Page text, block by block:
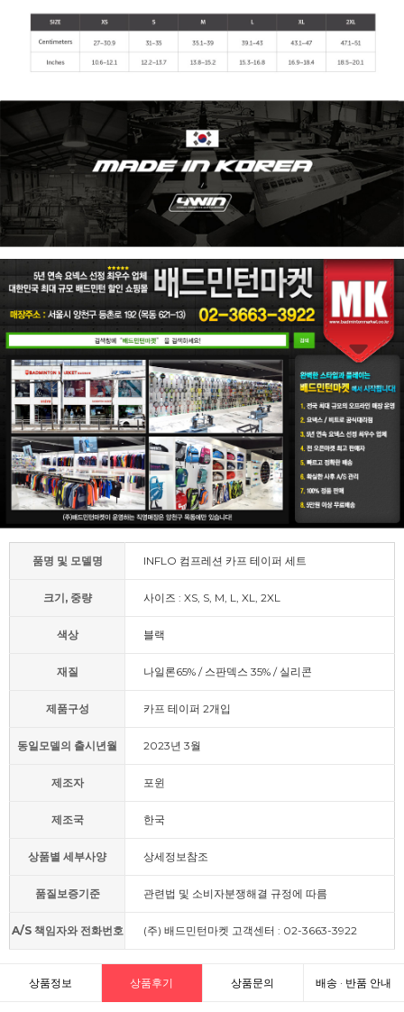
품명 및 모델명 INFLO 컴프레션 카프 테이퍼 세트
크기, 중량 사이즈 : XS, S, M, L, XL, 2XL
색상 블랙
재질 나일론65% / 스판덱스 35% / 실리콘
제품구성 카프 테이퍼 2개입
동일모델의 출시년월 2023년 3월
제조자 포윈
제조국 한국
상품별 세부사양 상세정보참조
품질보증기준 관련법 및 소비자분쟁해결 규정에 따름
A/S 책임자와 전화번호 (주) 배드민턴마켓 고객센터 : 02-3663-3922
상품정보 상품후기 상품문의 배송 · 반품 안내